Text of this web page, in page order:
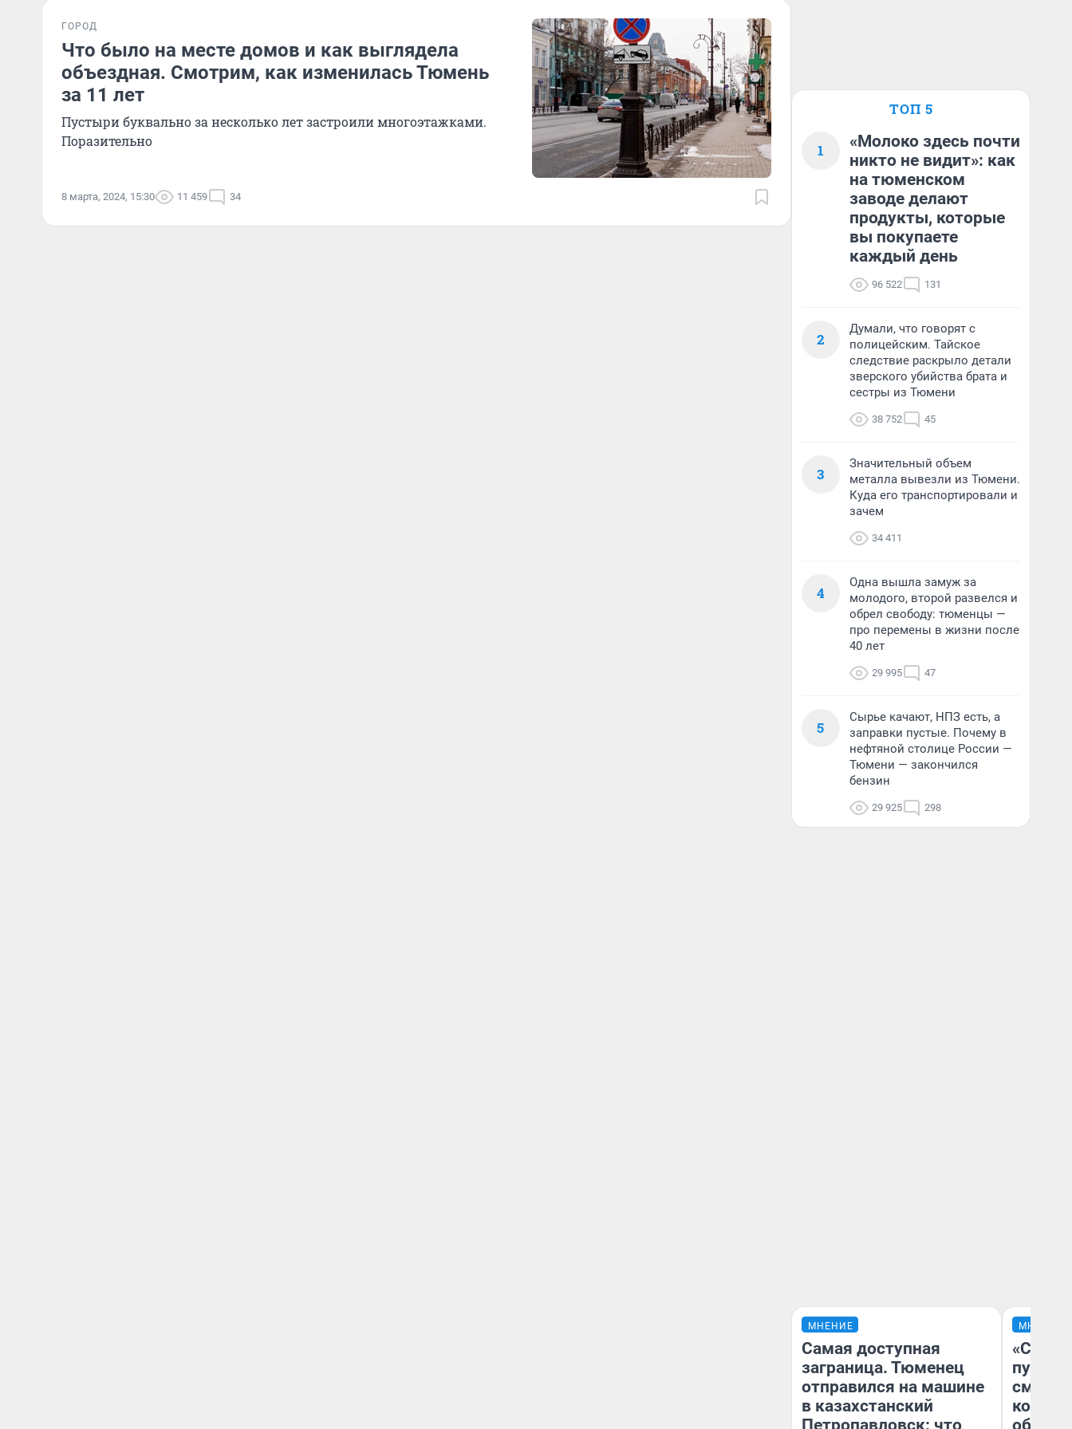
ГОРОД
Что было на месте домов и как выглядела
объездная. Смотрим, как изменилась Тюмень
за 11 лет
Пустыри буквально за несколько лет застроили многоэтажками.
Поразительно
8 марта, 2024, 15:30 11 459 34
ТОП 5
1
«Молоко здесь почти
никто не видит»: как
на тюменском
заводе делают
продукты, которые
вы покупаете
каждый день
96 522 131
2
Думали, что говорят с
полицейским. Тайское
следствие раскрыло детали
зверского убийства брата и
сестры из Тюмени
38 752 45
3
Значительный объем
металла вывезли из Тюмени.
Куда его транспортировали и
зачем
34 411
4
Одна вышла замуж за
молодого, второй развелся и
обрел свободу: тюменцы —
про перемены в жизни после
40 лет
29 995 47
5
Сырье качают, НПЗ есть, а
заправки пустые. Почему в
нефтяной столице России —
Тюмени — закончился
бензин
29 925 298
МНЕНИЕ
Самая доступная
заграница. Тюменец
отправился на машине
в казахстанский
Петропавловск: что
МНЕНИЕ